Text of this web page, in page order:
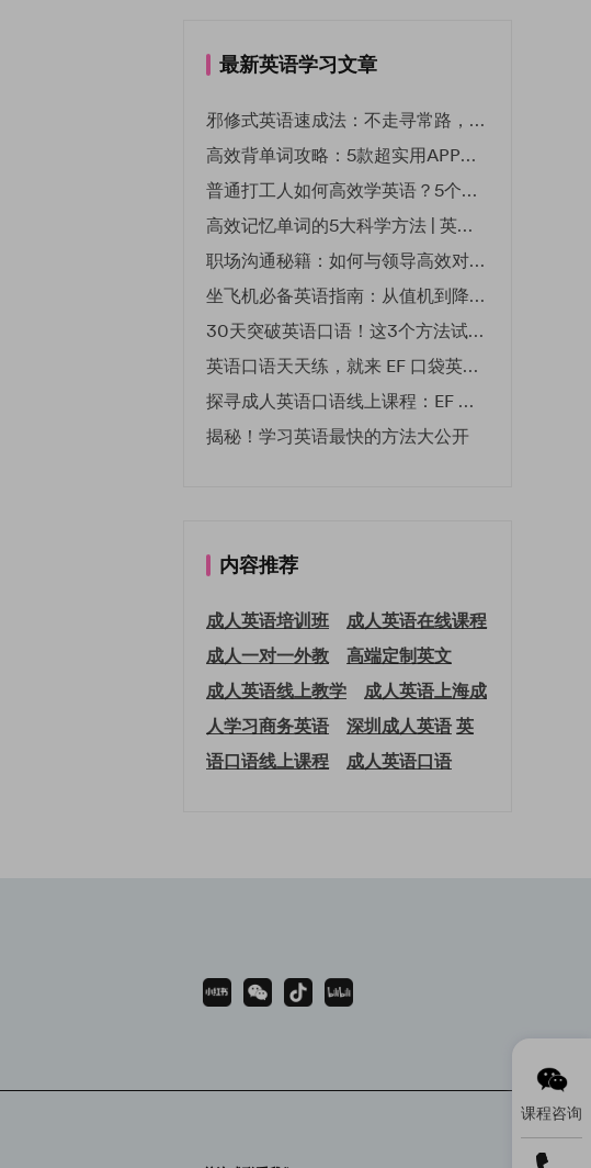
最新英语学习文章
邪修式英语速成法：不走寻常路，英语战力狂飙！
高效背单词攻略：5款超实用APP推荐 | EF英孚教育
普通打工人如何高效学英语？5个实用技巧助你突破职场瓶颈
高效记忆单词的5大科学方法 | 英语学习必备技巧
职场沟通秘籍：如何与领导高效对话 | EF英孚职场指南
坐飞机必备英语指南：从值机到降落的全流程表达
30天突破英语口语！这3个方法试过的人都说有效
英语口语天天练，就来 EF 口袋英语微信小程序
探寻成人英语口语线上课程：EF 英孚教育凭什么领航
揭秘！学习英语最快的方法大公开
内容推荐
成人英语培训班
成人英语在线课程
成人一对一外教
高端定制英文
成人英语线上教学
成人英语上海成
人学习商务英语
深圳成人英语英
语口语线上课程
成人英语口语
课程咨询